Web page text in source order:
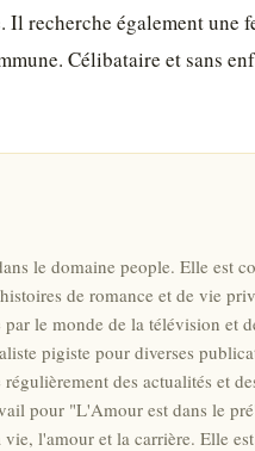
recherche également
Célibataire et sans
le domaine people. Elle est
de romance et de vie
le monde de la télévision
pigiste pour diverses
des actualités et
pour "L'Amour est dans le
l'amour et la carrière. Elle